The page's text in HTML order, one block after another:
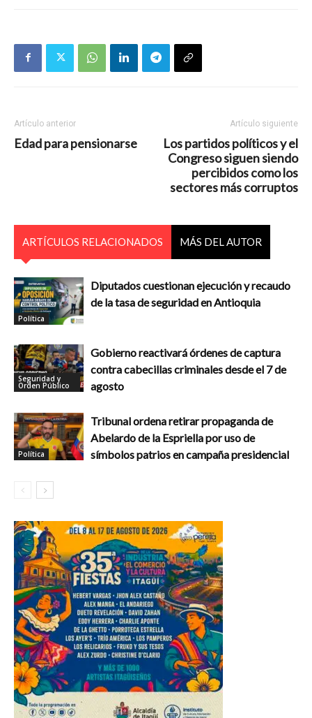
Artículo anterior
Edad para pensionarse
Artículo siguiente
Los partidos políticos y el
Congreso siguen siendo
percibidos como los
sectores más corruptos
ARTÍCULOS RELACIONADOS MÁS DEL AUTOR
Política
Diputados cuestionan ejecución y recaudo
de la tasa de seguridad en Antioquia
Seguridad y
Orden Público
Gobierno reactivará órdenes de captura
contra cabecillas criminales desde el 7 de
agosto
Política
Tribunal ordena retirar propaganda de
Abelardo de la Espriella por uso de
símbolos patrios en campaña presidencial